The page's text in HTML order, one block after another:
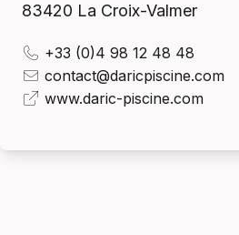
83420 La Croix-Valmer
+33 (0)4 98 12 48 48
contact@daricpiscine.com
www.daric-piscine.com